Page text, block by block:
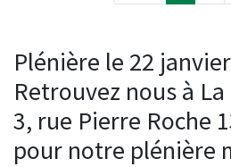
Plénière le 22 janvier
Retrouvez nous à
3, rue Pierre Roche
pour notre plénière